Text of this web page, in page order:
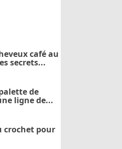
café au
secrets...
de
ligne de...
crochet pour